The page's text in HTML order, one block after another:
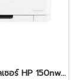
เครื่องพิมพ์เลเซอร์ HP 150nw Color Laser